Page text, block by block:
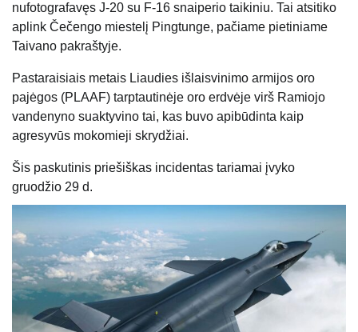
nufotografavęs J-20 su F-16 snaiperio taikiniu. Tai atsitiko
aplink Čečengo miestelį Pingtunge, pačiame pietiniame
Taivano pakraštyje.
Pastaraisiais metais Liaudies išlaisvinimo armijos oro
pajėgos (PLAAF) tarptautinėje oro erdvėje virš Ramiojo
vandenyno suaktyvino tai, kas buvo apibūdinta kaip
agresyvūs mokomieji skrydžiai.
Šis paskutinis priešiškas incidentas tariamai įvyko
gruodžio 29 d.